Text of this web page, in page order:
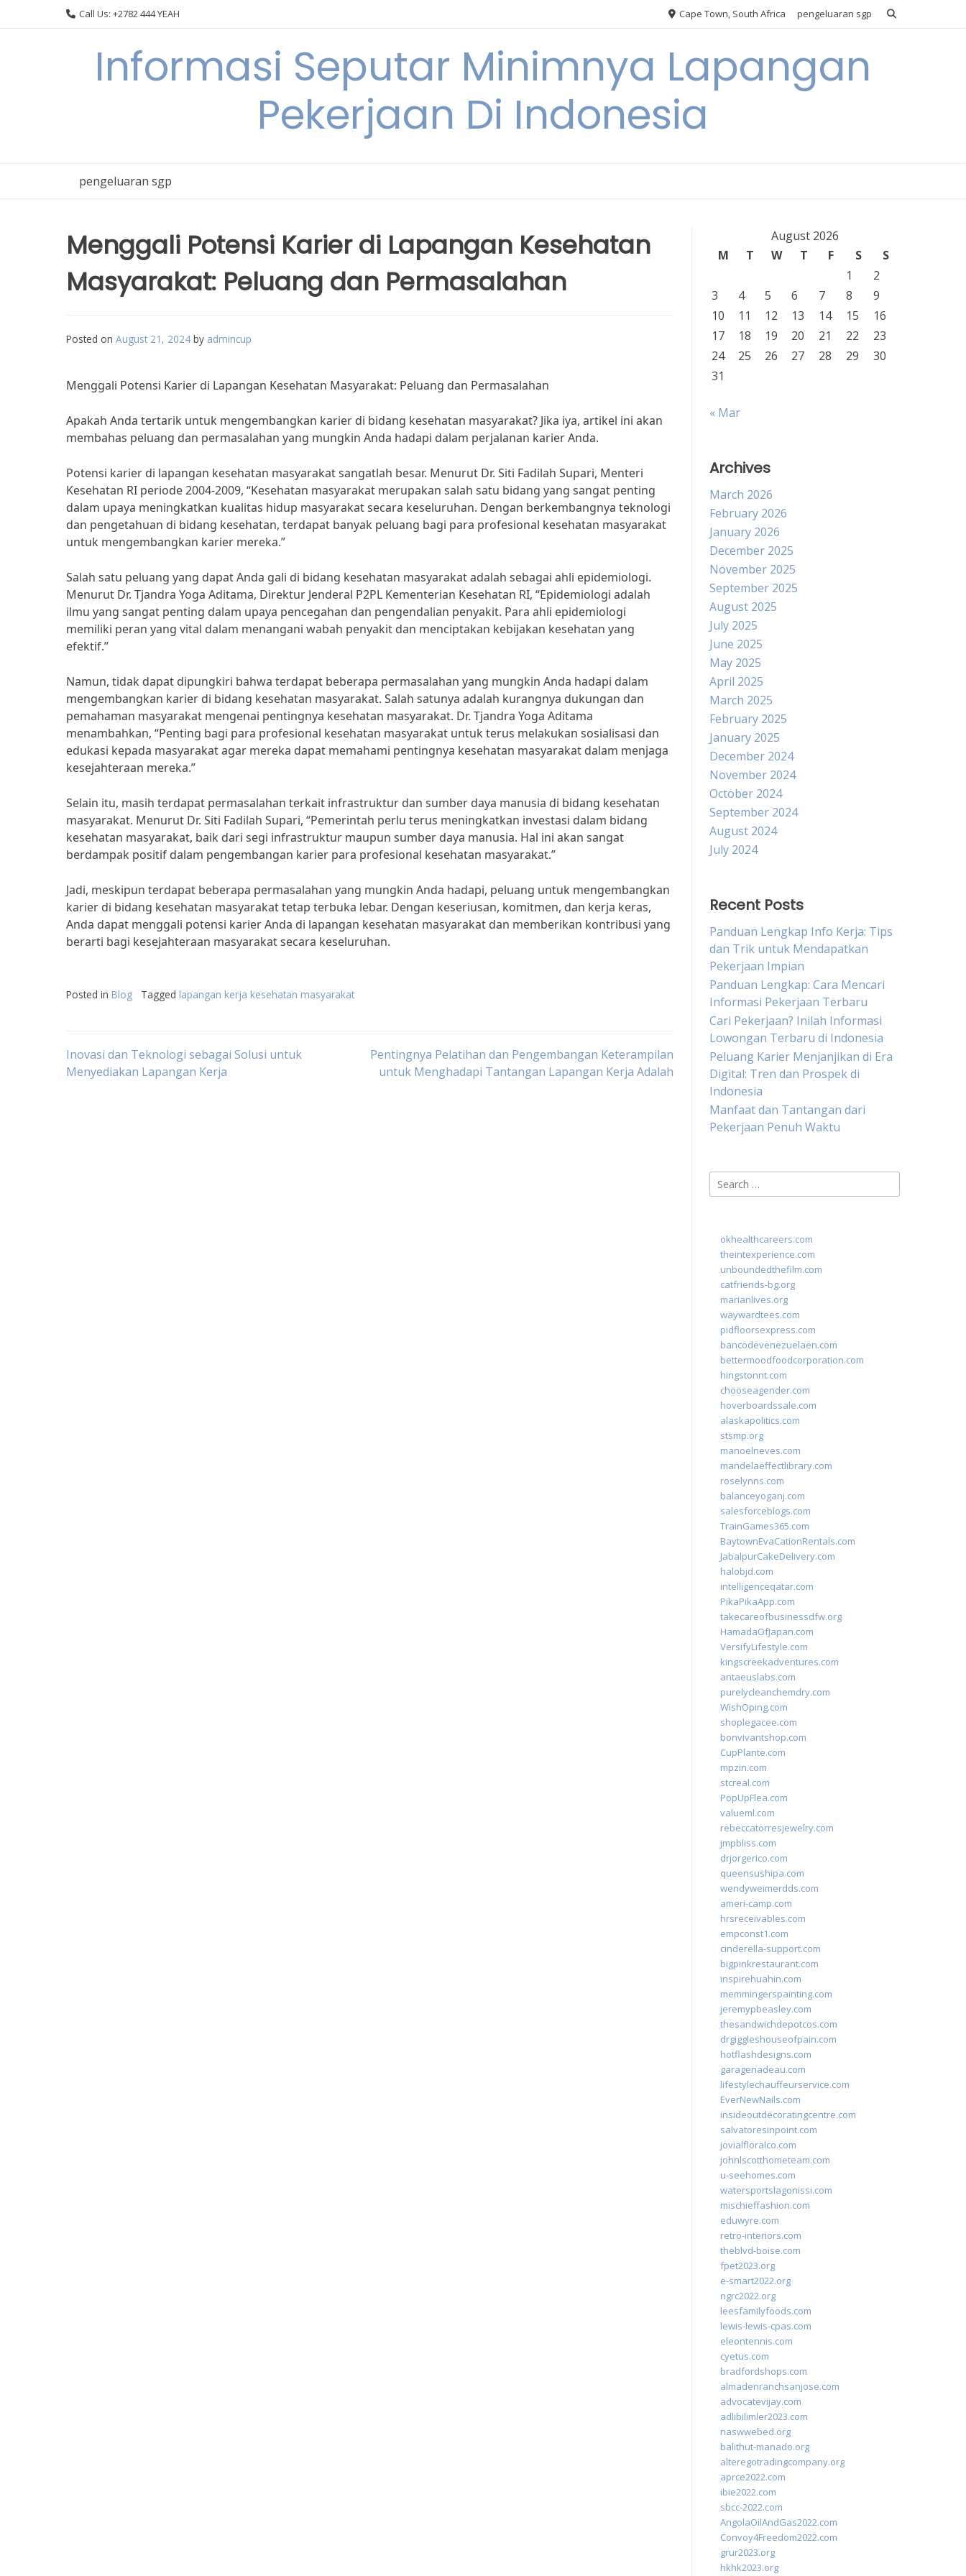
Call Us: +2782 444 YEAH Cape Town, South Africa pengeluaran sgp
Informasi Seputar Minimnya Lapangan
Pekerjaan Di Indonesia
pengeluaran sgp
Menggali Potensi Karier di Lapangan Kesehatan
Masyarakat: Peluang dan Permasalahan
Posted on August 21, 2024 by admincup
Menggali Potensi Karier di Lapangan Kesehatan Masyarakat: Peluang dan Permasalahan
Apakah Anda tertarik untuk mengembangkan karier di bidang kesehatan masyarakat? Jika iya, artikel ini akan
membahas peluang dan permasalahan yang mungkin Anda hadapi dalam perjalanan karier Anda.
Potensi karier di lapangan kesehatan masyarakat sangatlah besar. Menurut Dr. Siti Fadilah Supari, Menteri
Kesehatan RI periode 2004-2009, “Kesehatan masyarakat merupakan salah satu bidang yang sangat penting
dalam upaya meningkatkan kualitas hidup masyarakat secara keseluruhan. Dengan berkembangnya teknologi
dan pengetahuan di bidang kesehatan, terdapat banyak peluang bagi para profesional kesehatan masyarakat
untuk mengembangkan karier mereka.”
Salah satu peluang yang dapat Anda gali di bidang kesehatan masyarakat adalah sebagai ahli epidemiologi.
Menurut Dr. Tjandra Yoga Aditama, Direktur Jenderal P2PL Kementerian Kesehatan RI, “Epidemiologi adalah
ilmu yang sangat penting dalam upaya pencegahan dan pengendalian penyakit. Para ahli epidemiologi
memiliki peran yang vital dalam menangani wabah penyakit dan menciptakan kebijakan kesehatan yang
efektif.”
Namun, tidak dapat dipungkiri bahwa terdapat beberapa permasalahan yang mungkin Anda hadapi dalam
mengembangkan karier di bidang kesehatan masyarakat. Salah satunya adalah kurangnya dukungan dan
pemahaman masyarakat mengenai pentingnya kesehatan masyarakat. Dr. Tjandra Yoga Aditama
menambahkan, “Penting bagi para profesional kesehatan masyarakat untuk terus melakukan sosialisasi dan
edukasi kepada masyarakat agar mereka dapat memahami pentingnya kesehatan masyarakat dalam menjaga
kesejahteraan mereka.”
Selain itu, masih terdapat permasalahan terkait infrastruktur dan sumber daya manusia di bidang kesehatan
masyarakat. Menurut Dr. Siti Fadilah Supari, “Pemerintah perlu terus meningkatkan investasi dalam bidang
kesehatan masyarakat, baik dari segi infrastruktur maupun sumber daya manusia. Hal ini akan sangat
berdampak positif dalam pengembangan karier para profesional kesehatan masyarakat.”
Jadi, meskipun terdapat beberapa permasalahan yang mungkin Anda hadapi, peluang untuk mengembangkan
karier di bidang kesehatan masyarakat tetap terbuka lebar. Dengan keseriusan, komitmen, dan kerja keras,
Anda dapat menggali potensi karier Anda di lapangan kesehatan masyarakat dan memberikan kontribusi yang
berarti bagi kesejahteraan masyarakat secara keseluruhan.
Posted in Blog Tagged lapangan kerja kesehatan masyarakat
Post
Inovasi dan Teknologi sebagai Solusi untuk
Menyediakan Lapangan Kerja
Pentingnya Pelatihan dan Pengembangan Keterampilan
untuk Menghadapi Tantangan Lapangan Kerja Adalah
August 2026
M
T W T F S
S
1
2
3
4 5 6 7 8
9
10
11 12 13 14 15
16
17
18 19 20 21 22
23
24
25 26 27 28 29
30
31
« Mar
Archives
March 2026
February 2026
January 2026
December 2025
November 2025
September 2025
August 2025
July 2025
June 2025
May 2025
April 2025
March 2025
February 2025
January 2025
December 2024
November 2024
October 2024
September 2024
August 2024
July 2024
Recent Posts
Panduan Lengkap Info Kerja: Tips
dan Trik untuk Mendapatkan
Pekerjaan Impian
Panduan Lengkap: Cara Mencari
Informasi Pekerjaan Terbaru
Cari Pekerjaan? Inilah Informasi
Lowongan Terbaru di Indonesia
Peluang Karier Menjanjikan di Era
Digital: Tren dan Prospek di
Indonesia
Manfaat dan Tantangan dari
Pekerjaan Penuh Waktu
Search
for:
okhealthcareers.com
theintexperience.com
unboundedthefilm.com
catfriends-bg.org
marianlives.org
waywardtees.com
pidfloorsexpress.com
bancodevenezuelaen.com
bettermoodfoodcorporation.com
hingstonnt.com
chooseagender.com
hoverboardssale.com
alaskapolitics.com
stsmp.org
manoelneves.com
mandelaeffectlibrary.com
roselynns.com
balanceyoganj.com
salesforceblogs.com
TrainGames365.com
BaytownEvaCationRentals.com
JabalpurCakeDelivery.com
halobjd.com
intelligenceqatar.com
PikaPikaApp.com
takecareofbusinessdfw.org
HamadaOfJapan.com
VersifyLifestyle.com
kingscreekadventures.com
antaeuslabs.com
purelycleanchemdry.com
WishOping.com
shoplegacee.com
bonvivantshop.com
CupPlante.com
mpzin.com
stcreal.com
PopUpFlea.com
valueml.com
rebeccatorresjewelry.com
jmpbliss.com
drjorgerico.com
queensushipa.com
wendyweimerdds.com
ameri-camp.com
hrsreceivables.com
empconst1.com
cinderella-support.com
bigpinkrestaurant.com
inspirehuahin.com
memmingerspainting.com
jeremypbeasley.com
thesandwichdepotcos.com
drgiggleshouseofpain.com
hotflashdesigns.com
garagenadeau.com
lifestylechauffeurservice.com
EverNewNails.com
insideoutdecoratingcentre.com
salvatoresinpoint.com
jovialfloralco.com
johnlscotthometeam.com
u-seehomes.com
watersportslagonissi.com
mischieffashion.com
eduwyre.com
retro-interiors.com
theblvd-boise.com
fpet2023.org
e-smart2022.org
ngrc2022.org
leesfamilyfoods.com
lewis-lewis-cpas.com
eleontennis.com
cyetus.com
bradfordshops.com
almadenranchsanjose.com
advocatevijay.com
adlibilimler2023.com
naswwebed.org
balithut-manado.org
alteregotradingcompany.org
aprce2022.com
ibie2022.com
sbcc-2022.com
AngolaOilAndGas2022.com
Convoy4Freedom2022.com
grur2023.org
hkhk2023.org